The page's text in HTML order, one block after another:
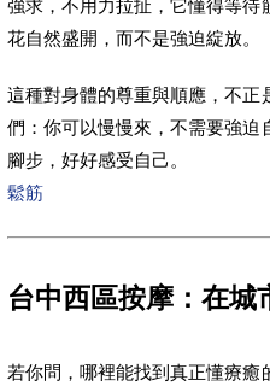
強求，不用力拉扯，它懂得等
花自然盛開，而不是強迫綻放。
這種對身體的尊重與順應，不
們：你可以慢慢來，不需要強
腳步，好好感受自己。
鬆筋
台中西區按摩：在城
若你問，哪裡能找到真正懂療癒